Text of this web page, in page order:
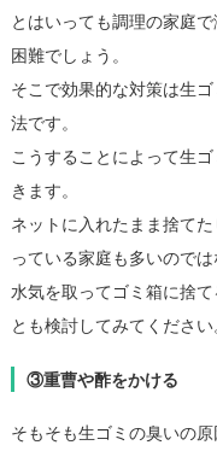
とはいっても調理の家庭
困難でしょう。
そこで効果的な対策は生
法です。
こうすることによって生
きます。
ネットに入れたまま捨て
っている家庭も多いのでは
水気を取ってゴミ箱に捨
とも検討してみてください
③重曹や酢をかける
そもそも生ゴミの臭いの